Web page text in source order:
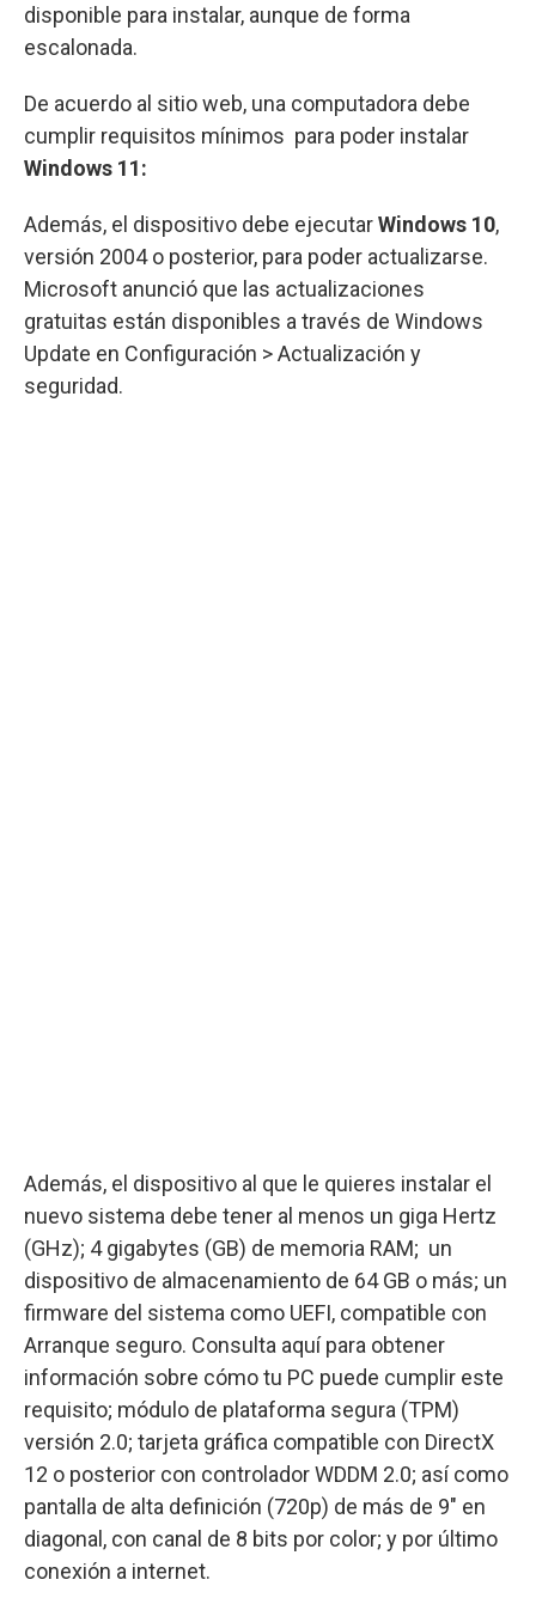
disponible para instalar, aunque de forma
escalonada.
De acuerdo al sitio web, una computadora debe
cumplir requisitos mínimos para poder instalar
Windows 11:
Además, el dispositivo debe ejecutarWindows 10,
versión 2004 o posterior, para poder actualizarse.
Microsoft anunció que las actualizaciones
gratuitas están disponibles a través de Windows
Update en Configuración > Actualización y
seguridad.
Además, el dispositivo al que le quieres instalar el
nuevo sistema debe tener al menos un giga Hertz
(GHz); 4 gigabytes (GB) de memoria RAM; un
dispositivo de almacenamiento de 64 GB o más; un
firmware del sistema como UEFI, compatible con
Arranque seguro. Consulta aquí para obtener
información sobre cómo tu PC puede cumplir este
requisito; módulo de plataforma segura (TPM)
versión 2.0; tarjeta gráfica compatible con DirectX
12 o posterior con controlador WDDM 2.0; así como
pantalla de alta definición (720p) de más de 9" en
diagonal, con canal de 8 bits por color; y por último
conexión a internet.